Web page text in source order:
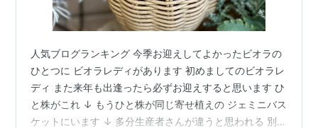
人気ブログランキング 今季お迎えしてよかったビオラの
ひとつに ビオラレディがあります 初めましてのビオラレ
ディ また来年も出逢ったら必ずお迎えすると思います ひ
と株がこれ ↓ もうひと株が同じ寄せ植えの ジェミニバス
ケットにいます ↓ 多分生産者さんが違うと思われる 別の